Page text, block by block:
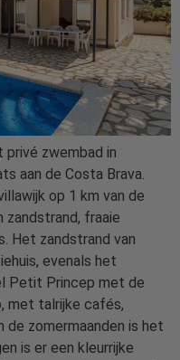
privé zwembad in
aan de Costa Brava.
op 1 km van de
zandstrand, fraaie
Het zandstrand van
evenals het
Petit Princep met de
met talrijke cafés,
de zomermaanden is het
is er een kleurrijke